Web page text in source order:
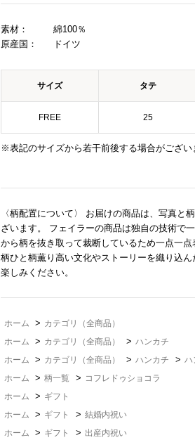
素材：
綿100％
原産国：
ドイツ
サイズ タテ
FREE 25
※表記のサイズから若干前後する場合がござい
〈柄配置について〉 お届けの商品は、写真と
ざいます。 フェイラーの商品は独自の技術で
から柄を抜き取って裁断しているため一点一点
柄ひと柄薫り高い文化やストーリーを織り込
楽しみください。
ホーム > カテゴリ（全商品）
ホーム
> カテゴリ（全商品） > ハンカチ
ホーム
> カテゴリ（全商品） > ハンカチ > ハ
ホーム
> 柄一覧 > コフレドゥショコラ
ホーム
> ギフト
ホーム
> ギフト > 結婚内祝い
ホーム
> ギフト > 出産内祝い